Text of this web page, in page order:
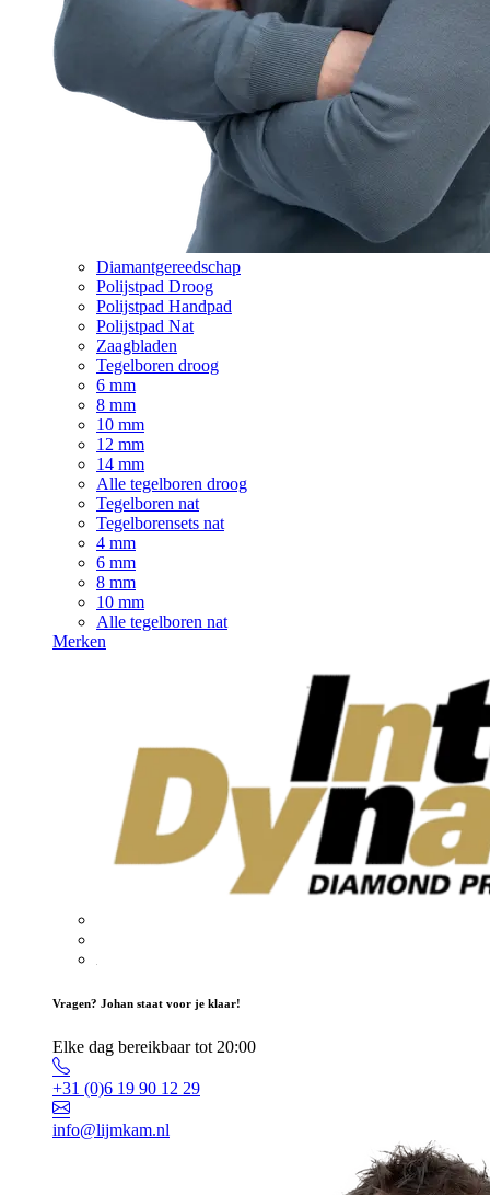
Diamantgereedschap
Polijstpad Droog
Polijstpad Handpad
Polijstpad Nat
Zaagbladen
Tegelboren droog
6 mm
8 mm
10 mm
12 mm
14 mm
Alle tegelboren droog
Tegelboren nat
Tegelborensets nat
4 mm
6 mm
8 mm
10 mm
Alle tegelboren nat
Merken
Vragen? Johan staat voor je klaar!
Elke dag bereikbaar tot 20:00
+31 (0)6 19 90 12 29
info@lijmkam.nl